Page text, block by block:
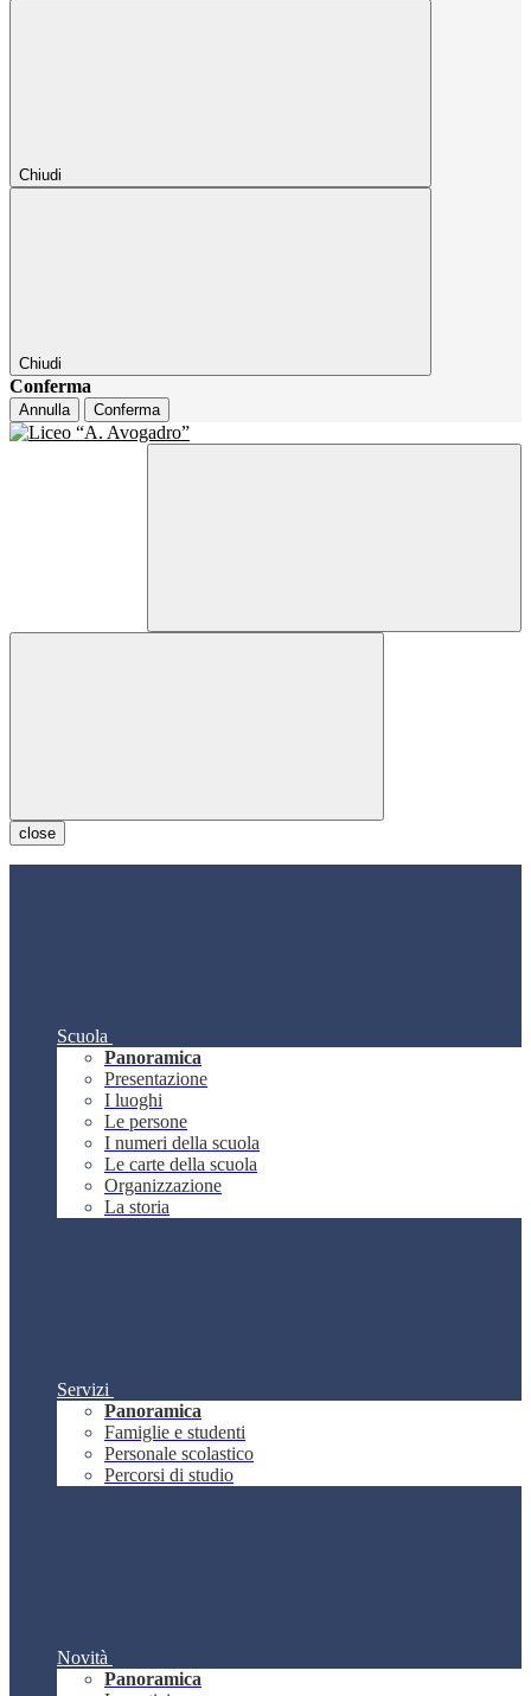
Chiudi
Chiudi
Conferma
Annulla Conferma
close
Scuola
Panoramica
Presentazione
I luoghi
Le persone
I numeri della scuola
Le carte della scuola
Organizzazione
La storia
Servizi
Panoramica
Famiglie e studenti
Personale scolastico
Percorsi di studio
Novità
Panoramica